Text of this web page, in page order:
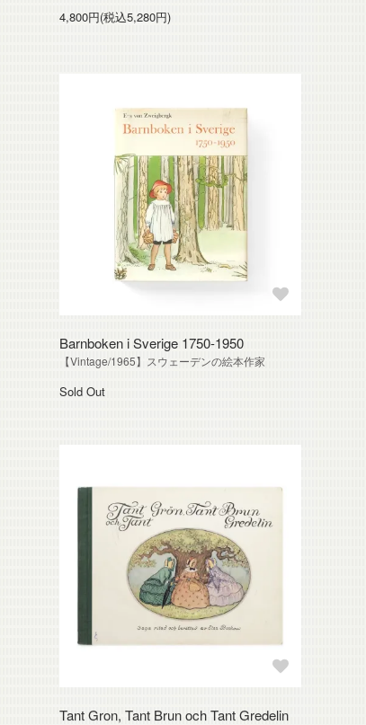
4,800円(税込5,280円)
Barnboken i Sverige 1750-1950
【Vintage/1965】スウェーデンの絵本作家
Sold Out
Tant Gron, Tant Brun och Tant Gredelin